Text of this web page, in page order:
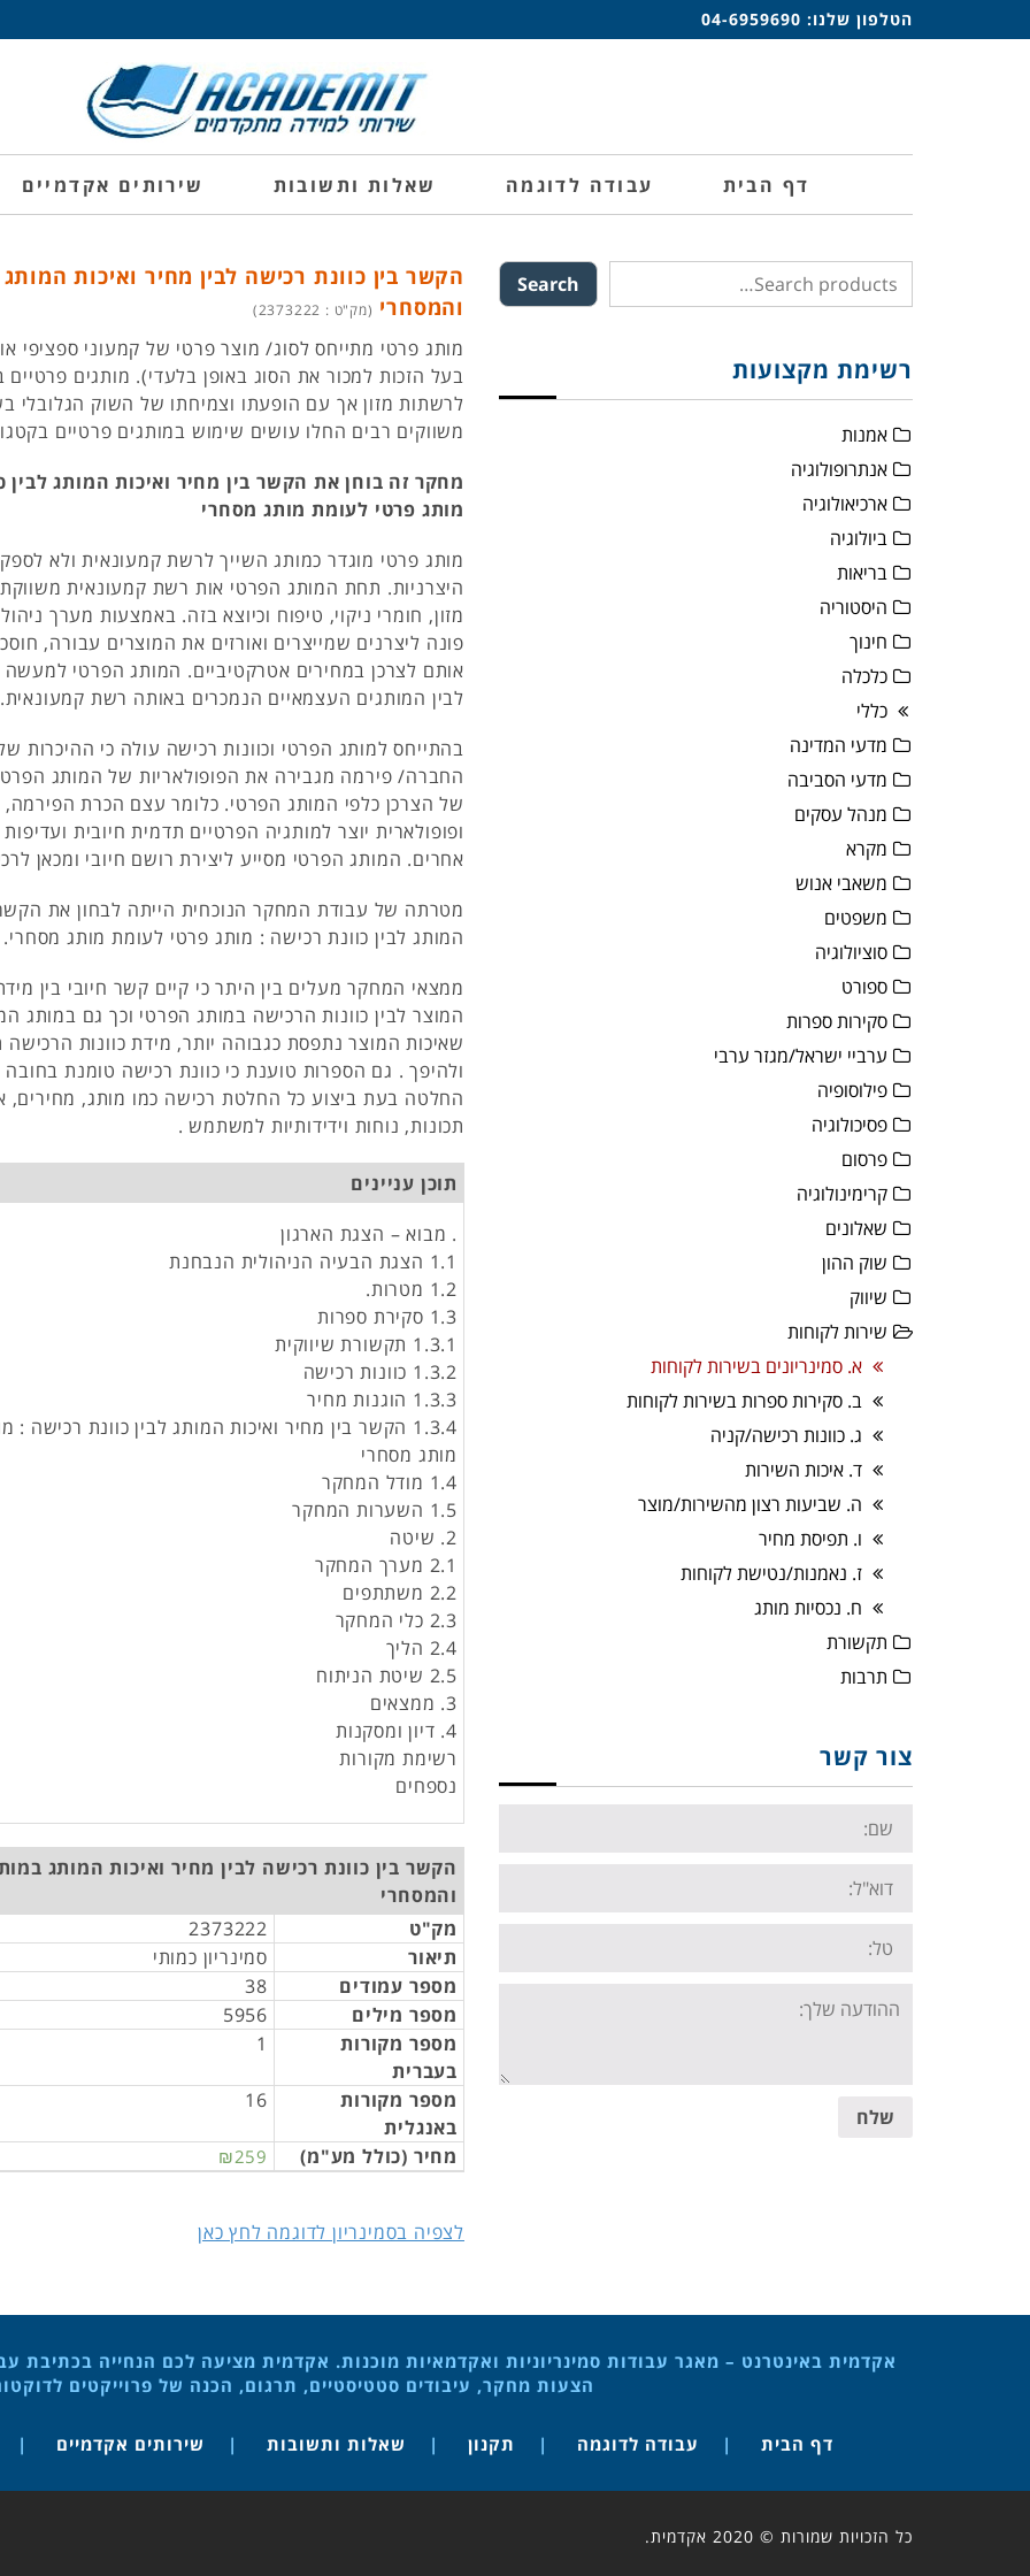
הטלפון שלנו: 04-6959690
דף הבית עבודה לדוגמה שאלות ותשובות שירותים אקדמיים
הקשר בין כוונת רכישה לבין מחיר ואיכות
והמסחרי (מק"ט : 2373222)
מותג פרטי מתייחס לסוג/ מוצר פרטי של קמעוני ספציפי
בעל הזכות למכור את הסוג באופן בלעדי). מותגים פרטיים
משווקים רבים החלו עושים שימוש במותגים פרטיים
מחקר זה בוחן את הקשר בין מחיר ואיכות המותג לבין
מותג פרטי לעומת מותג מסחרי
מותג פרטי מוגדר כמותג השייך לרשת קמעונאית ולא
היצרניות. תחת המותג הפרטי אות רשת קמעונאית
מזון, חומרי ניקוי, טיפוח וכיוצא בזה. באמצעות מערך
פונה ליצרנים שמייצרים ואורזים את המוצרים עבורה,
אותם לצרכן במחירים אטרקטיביים. המותג הפרטי למעשה
לבין המותגים העצמאיים הנמכרים באותה רשת קמעונאית.
בהתייחס למותג הפרטי וכוונות רכישה עולה כי ההיכרות
החברה/ פירמה מגבירה את הפופולאריות של המותג הפרטי
של הצרכן כלפי המותג הפרטי. כלומר עצם הכרת הפירמה,
ופופולארית יוצר למותגיה הפרטיים תדמית חיובית
אחרים. המותג הפרטי מסייע ליצירת רושם חיובי ומכאן
מטרתה של עבודת המחקר הנוכחית הייתה לבחון את הקשר
המותג לבין כוונת רכישה : מותג פרטי לעומת מותג מסחרי.
ממצאי המחקר מעלים בין היתר כי קיים קשר חיובי בין
המוצר לבין כוונות הרכישה במותג הפרטי וכך גם במותג
שאיכות המוצר נתפסת כגבוהה יותר, מידת כוונות
ולהיפך . גם הספרות טוענת כי כוונת רכישה טומנת בחובה
החלטה בעת ביצוע כל החלטת רכישה כמו מותג, מחירים,
תכונות, נוחות וידידותיות למשתמש .
תוכן עניינים
. מבוא – הצגת הארגון
1.1 הצגת הבעיה הניהולית הנבחנת
1.2 מטרות.
1.3 סקירת ספרות
1.3.1 תקשורת שיווקית
1.3.2 כוונות רכישה
1.3.3 הוגנות מחיר
1.3.4 הקשר בין מחיר ואיכות המותג לבין כוונת רכישה
מותג מסחרי
1.4 מודל המחקר
1.5 השערות המחקר
2. שיטה
2.1 מערך המחקר
2.2 משתתפים
2.3 כלי המחקר
2.4 הליך
2.5 שיטת הניתוח
3. ממצאים
4. דיון ומסקנות
רשימת מקורות
נספחים
הקשר בין כוונת רכישה לבין מחיר ואיכות המותג
והמסחרי
מק"ט
2373222
תיאור
סמינריון כמותי
מספר עמודים
38
מספר מילים
5956
מספר מקורות
בעברית
1
מספר מקורות
באנגלית
16
מחיר (כולל מע"מ) ₪259
לצפיה בסמינריון לדוגמה לחץ כאן
Search
רשימת מקצועות
אמנות
אנתרופולוגיה
ארכיאולוגיה
ביולוגיה
בריאות
היסטוריה
חינוך
כלכלה
כללי
מדעי המדינה
מדעי הסביבה
מנהל עסקים
מקרא
משאבי אנוש
משפטים
סוציולוגיה
ספורט
סקירות ספרות
ערביי ישראל/מגזר ערבי
פילוסופיה
פסיכולוגיה
פרסום
קרימינולוגיה
שאלונים
שוק ההון
שיווק
שירות לקוחות
א. סמינריונים בשירות לקוחות
ב. סקירות ספרות בשירות לקוחות
ג. כוונות רכישה/קניה
ד. איכות השירות
ה. שביעות רצון מהשירות/מוצר
ו. תפיסת מחיר
ז. נאמנות/נטישת לקוחות
ח. נכסיות מותג
תקשורת
תרבות
צור קשר
Name:
Email:
Tel:
Your
message:
שלח
אקדמית באינטרנט – מאגר עבודות סמינריוניות ואקדמאיות מוכנות. אקדמית מציעה לכם הנחייה בכתיבת
הצעות מחקר, עיבודים סטטיסטיים, תרגום, הכנה של פרוייקטים
דף הבית עבודה לדוגמה תקנון שאלות ותשובות שירותים אקדמיים
כל הזכויות שמורות © 2020 אקדמית.